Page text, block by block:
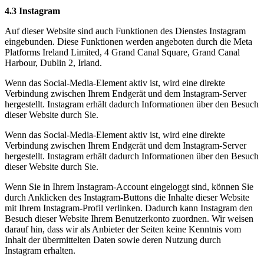
4.3 Instagram
Auf dieser Website sind auch Funktionen des Dienstes Instagram
eingebunden. Diese Funktionen werden angeboten durch die Meta
Platforms Ireland Limited, 4 Grand Canal Square, Grand Canal
Harbour, Dublin 2, Irland.
Wenn das Social-Media-Element aktiv ist, wird eine direkte
Verbindung zwischen Ihrem Endgerät und dem Instagram-Server
hergestellt. Instagram erhält dadurch Informationen über den Besuch
dieser Website durch Sie.
Wenn das Social-Media-Element aktiv ist, wird eine direkte
Verbindung zwischen Ihrem Endgerät und dem Instagram-Server
hergestellt. Instagram erhält dadurch Informationen über den Besuch
dieser Website durch Sie.
Wenn Sie in Ihrem Instagram-Account eingeloggt sind, können Sie
durch Anklicken des Instagram-Buttons die Inhalte dieser Website
mit Ihrem Instagram-Profil verlinken. Dadurch kann Instagram den
Besuch dieser Website Ihrem Benutzerkonto zuordnen. Wir weisen
darauf hin, dass wir als Anbieter der Seiten keine Kenntnis vom
Inhalt der übermittelten Daten sowie deren Nutzung durch
Instagram erhalten.